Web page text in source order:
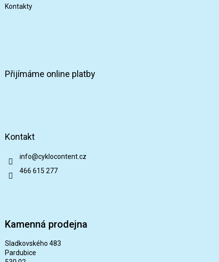
Kontakty
Přijímáme online platby
Kontakt
info@cyklocontent.cz
466 615 277
Kamenná prodejna
Sladkovského 483
Pardubice